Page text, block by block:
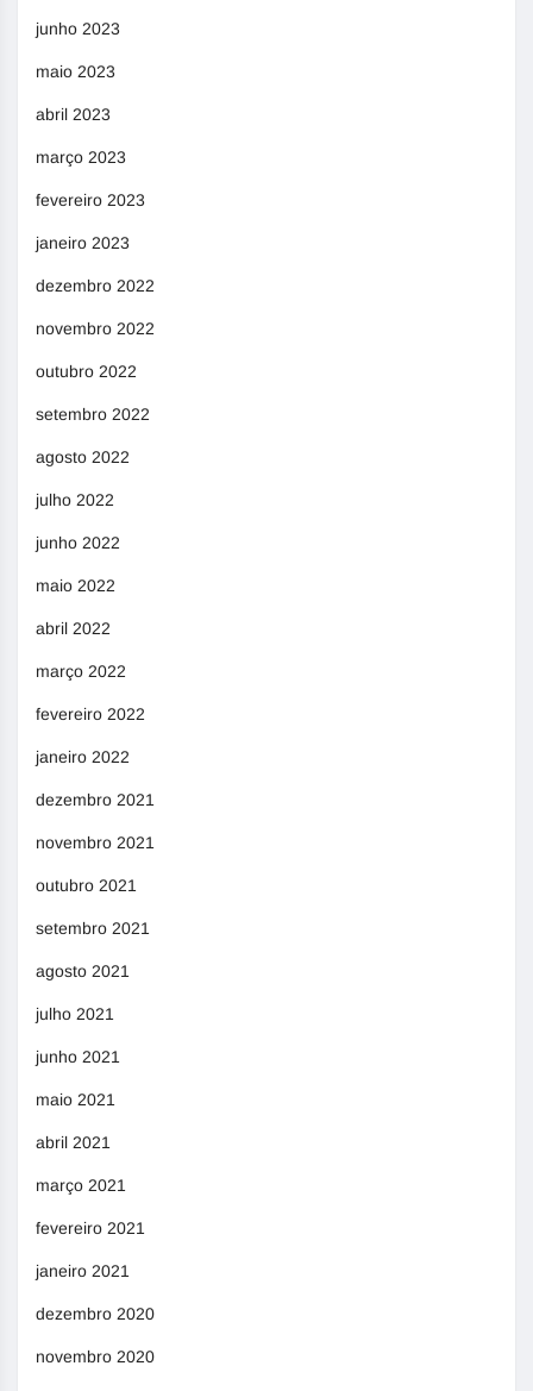
junho 2023
maio 2023
abril 2023
março 2023
fevereiro 2023
janeiro 2023
dezembro 2022
novembro 2022
outubro 2022
setembro 2022
agosto 2022
julho 2022
junho 2022
maio 2022
abril 2022
março 2022
fevereiro 2022
janeiro 2022
dezembro 2021
novembro 2021
outubro 2021
setembro 2021
agosto 2021
julho 2021
junho 2021
maio 2021
abril 2021
março 2021
fevereiro 2021
janeiro 2021
dezembro 2020
novembro 2020